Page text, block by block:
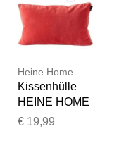
Baumwolle,
100%
Baumwolle,
Kissenhülle
Heine Home
Kissenhülle
HEINE HOME
Gr. 1, orange
€ 19,99